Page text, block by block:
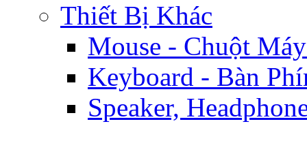
Thiết Bị Khác
Mouse - Chuột
Keyboard - Bàn
Speaker,